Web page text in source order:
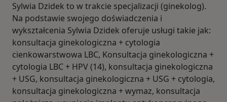
Sylwia Dzidek to w trakcie specjalizacji (ginekolog).
Na podstawie swojego doświadczenia i
wykształcenia Sylwia Dzidek oferuje usługi takie jak:
konsultacja ginekologiczna + cytologia
cienkowarstwowa LBC, Konsultacja ginekologiczna +
cytologia LBC + HPV (14), konsultacja ginekologiczna
+ USG, konsultacja ginekologiczna + USG + cytologia,
konsultacja ginekologiczna + wymaz, konsultacja